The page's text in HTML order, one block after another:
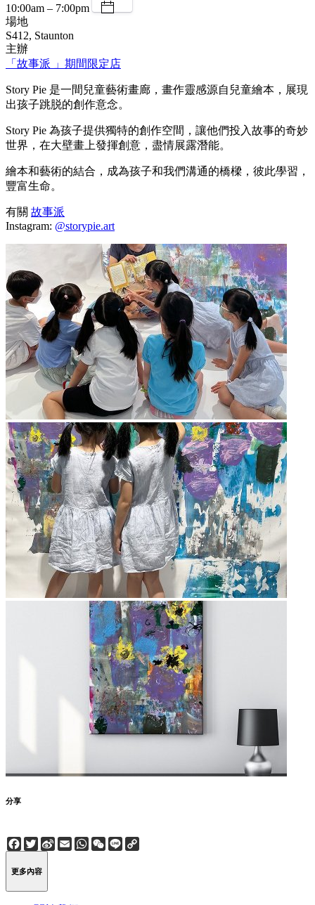
10:00am – 7:00pm
場地
S412, Staunton
主辦
「故事派 」期間限定店
Story Pie 是一間兒童藝術畫廊，畫作靈感源自兒童繪本，展現
出孩子跳脱的創作意念。
Story Pie 為孩子提供獨特的創作空間，讓他們投入故事的奇妙
世界，在大壁畫上發揮創意，盡情展露潛能。
繪本和藝術的結合，成為孩子和我們溝通的橋樑，彼此學習，
豐富生命。
有關 故事派
Instagram: @storypie.art
分享
Facebook
Twitter
Sina
Weibo
EmailWhatsApp
WeChat
Line
更多內容